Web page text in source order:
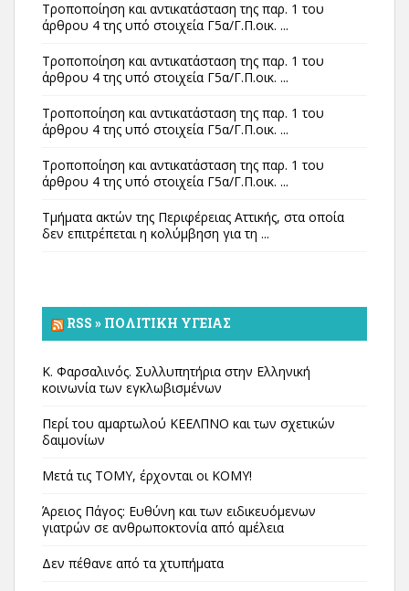
Τροποποίηση και αντικατάσταση της παρ. 1 του
άρθρου 4 της υπό στοιχεία Γ5α/Γ.Π.οικ. ...
Τροποποίηση και αντικατάσταση της παρ. 1 του
άρθρου 4 της υπό στοιχεία Γ5α/Γ.Π.οικ. ...
Τροποποίηση και αντικατάσταση της παρ. 1 του
άρθρου 4 της υπό στοιχεία Γ5α/Γ.Π.οικ. ...
Τροποποίηση και αντικατάσταση της παρ. 1 του
άρθρου 4 της υπό στοιχεία Γ5α/Γ.Π.οικ. ...
Τμήματα ακτών της Περιφέρειας Αττικής, στα οποία
δεν επιτρέπεται η κολύμβηση για τη ...
RSS » ΠΟΛΙΤΙΚΉ ΥΓΕΊΑΣ
Κ. Φαρσαλινός. Συλλυπητήρια στην Ελληνική
κοινωνία των εγκλωβισμένων
Περί του αμαρτωλού ΚΕΕΛΠΝΟ και των σχετικών
δαιμονίων
Μετά τις ΤΟΜΥ, έρχονται οι ΚΟΜΥ!
Άρειος Πάγος: Ευθύνη και των ειδικευόμενων
γιατρών σε ανθρωποκτονία από αμέλεια
Δεν πέθανε από τα χτυπήματα